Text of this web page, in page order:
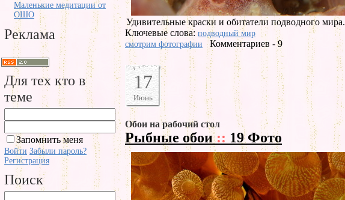
Маленькие медитации от
ОШО
Реклама
Для тех кто в
теме
Запомнить меня
Войти Забыли пароль?
Регистрация
Поиск
Удивительные краски и обитатели подводного мира.
Ключевые слова: подводный мир
смотрим фотографии
Комментариев - 9
17
Июнь
Обои на рабочий стол
Рыбные обои:: 19 Фото